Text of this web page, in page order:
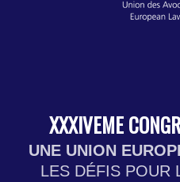
XXXIVEME
UNE UNION
LES DÉFIS POUR